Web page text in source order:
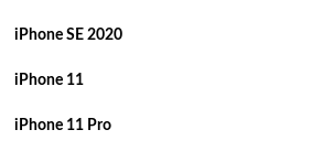
iPhone SE 2020
iPhone 11
iPhone 11 Pro